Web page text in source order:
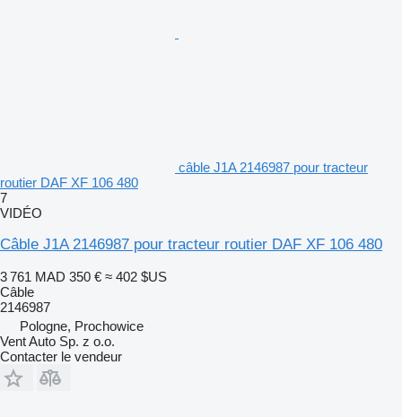
câble J1A 2146987 pour tracteur
routier DAF XF 106 480
7
VIDÉO
Câble J1A 2146987 pour tracteur routier DAF XF 106 480
3 761 MAD 350 € ≈ 402 $US
Câble
2146987
Pologne, Prochowice
Vent Auto Sp. z o.o.
Contacter le vendeur